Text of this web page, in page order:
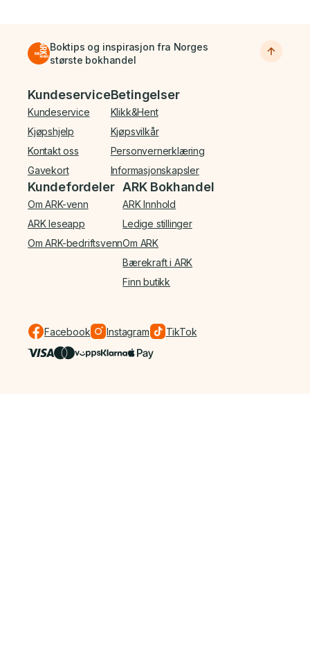
Boktips og inspirasjon fra Norges
største bokhandel
Bunnmeny
Kundeservice
Kundeservice
Kjøpshjelp
Kontakt oss
Gavekort
Betingelser
Klikk&Hent
Kjøpsvilkår
Personvernerklæring
Informasjonskapsler
Kundefordeler
Om ARK-venn
ARK leseapp
Om ARK-bedriftsvenn
ARK Bokhandel
ARK Innhold
Ledige stillinger
Om ARK
Bærekraft i ARK
Finn butikk
Facebook Instagram TikTok